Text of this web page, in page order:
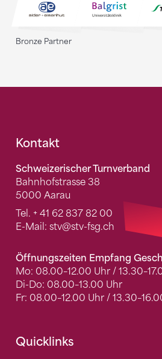
Bronze Partner
Fusszeile
Kontakt
Schweizerischer Turnverband
Bahnhofstrasse 38
5000 Aarau
Tel. + 41 62 837 82 00
E-Mail: stv@stv-fsg.ch
Öffnungszeiten Empfang
Mo: 08.00–12.00 Uhr /
Di-Do: 08.00–13.00 Uhr
Fr: 08.00–12.00 Uhr /
Quicklinks